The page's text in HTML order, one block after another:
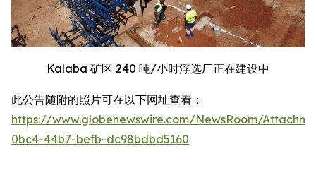
Kalaba 矿区 240 吨/小时浮选厂正在建设中
此公告随附的照片可在以下网址查看：
https://www.globenewswire.com/NewsRoom/
0bc4-44b7-befb-dc98bdbd5160